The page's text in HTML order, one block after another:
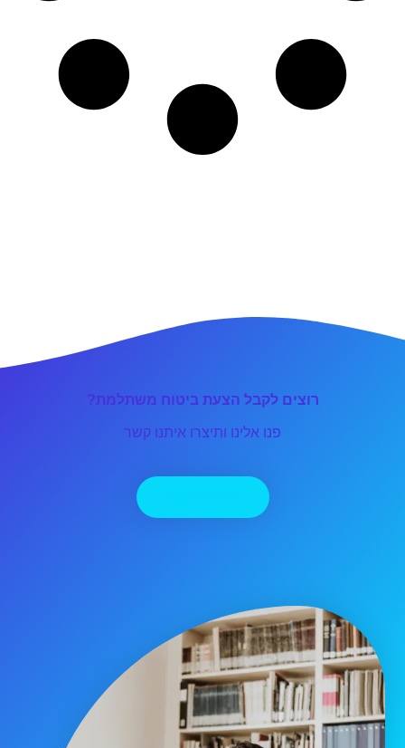
רוצים לקבל הצעת ביטוח משתלמת?
פנו אלינו ותיצרו איתנו קשר